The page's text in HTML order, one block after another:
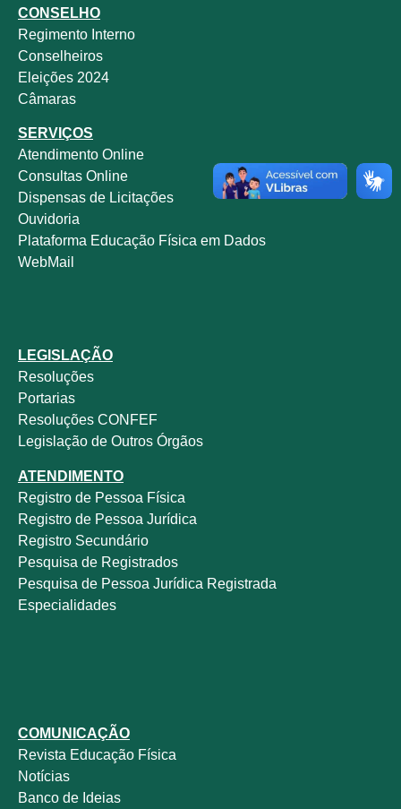
CONSELHO
Regimento Interno
Conselheiros
Eleições 2024
Câmaras
SERVIÇOS
Atendimento Online
Consultas Online
Dispensas de Licitações
Ouvidoria
Plataforma Educação Física em Dados
WebMail
LEGISLAÇÃO
Resoluções
Portarias
Resoluções CONFEF
Legislação de Outros Órgãos
ATENDIMENTO
Registro de Pessoa Física
Registro de Pessoa Jurídica
Registro Secundário
Pesquisa de Registrados
Pesquisa de Pessoa Jurídica Registrada
Especialidades
COMUNICAÇÃO
Revista Educação Física
Notícias
Banco de Ideias